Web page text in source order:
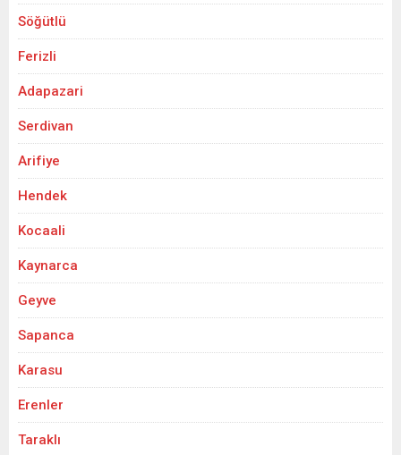
Söğütlü
Ferizli
Adapazari
Serdivan
Arifiye
Hendek
Kocaali
Kaynarca
Geyve
Sapanca
Karasu
Erenler
Taraklı